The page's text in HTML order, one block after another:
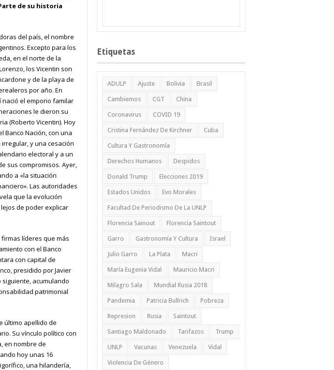
de su historia
del país, el nombre
Excepto para los
en el norte de la
los Vicentin son
y de la playa de
por año. En
el emporio familar
le dieron su
(Roberto Vicentin). Hoy
Banco Nación, con una
y una cesación
electoral y a un
sus compromisos. Ayer,
a «la situación
Las autoridades
que la evolución
de poder explicar
líderes que más
con el Banco
con capital de
presidido por Javier
acumulando
patrimonial
último apellido de
Su vínculo político con
en nombre de
hoy unas 16
una hilandería,
Etiquetas
ADULP Ajuste Bolivia Brasil
Cambiemos CGT China
Coronavirus COVID 19
Cristina Fernández De Kirchner Cuba
Cultura Y Gastronomía
Derechos Humanos Despidos
Donald Trump Elecciones 2019
Estados Unidos Evo Morales
Facultad De Periodismo De La UNLP
Florencia Sainout Florencia Saintout
Garro Gastronomía Y Cultura Israel
Julio Garro La Plata Macri
María Eugenia Vidal Mauricio Macri
Milagro Sala Mundial Rusia 2018
Pandemia Patricia Bullrich Pobreza
Represion Rusia Saintout
Santiago Maldonado Tarifazos Trump
UNLP Vacunas Venezuela Vidal
Violencia De Género